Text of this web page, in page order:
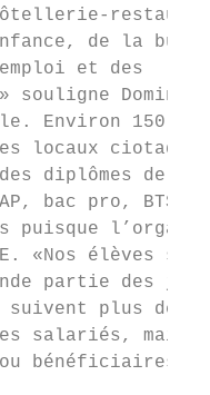
de la
et des
souligne
Environ 150
locaux ciotadens
diplômes de
bac pro,
puisque
«Nos
partie des
suivent plus de
salariés, mais
ou bénéficiaires du